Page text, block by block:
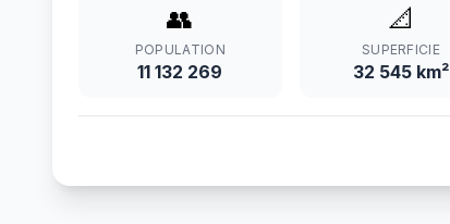
👥
POPULATION
11 132 269
📐
SUPERFICIE
32 545 km²